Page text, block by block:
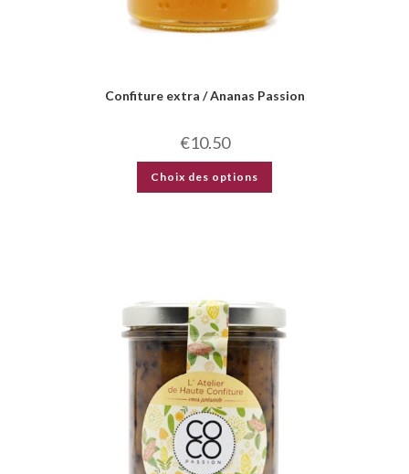
Confiture extra / Ananas Passion
€10.50
Choix des options